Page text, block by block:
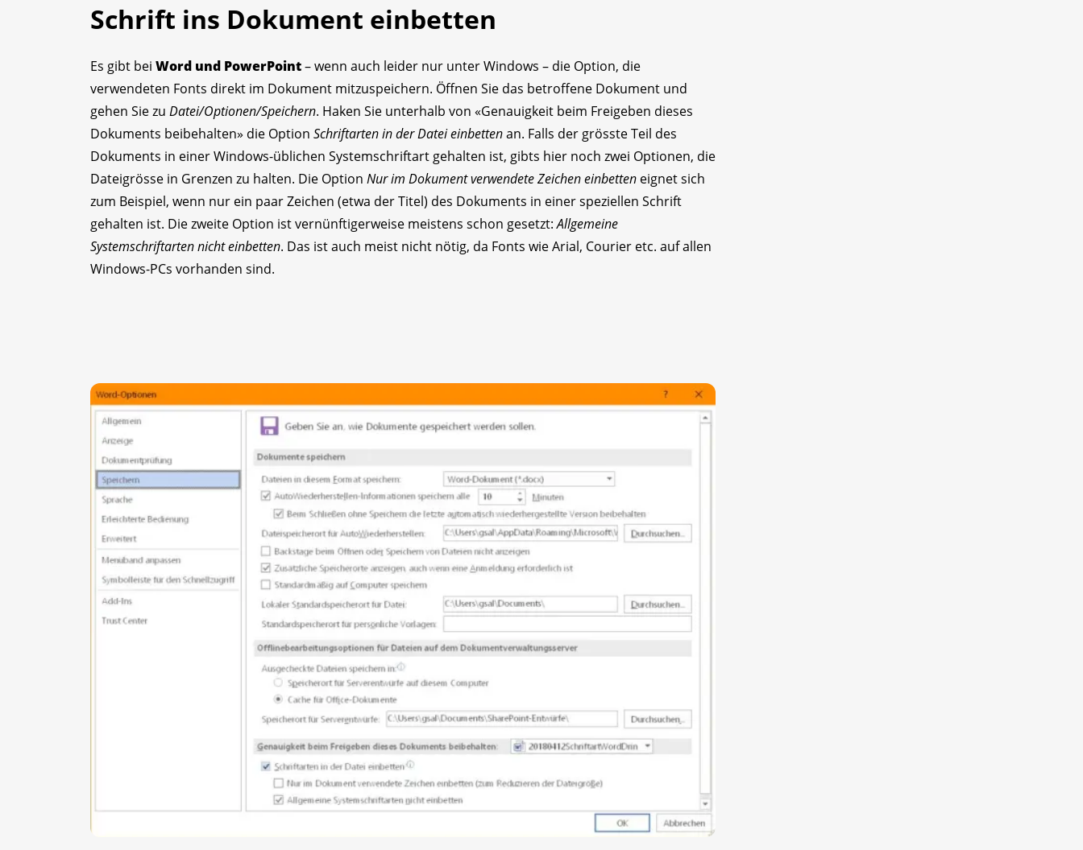
Schrift ins Dokument einbetten
Es gibt bei Word und PowerPoint– wenn auch leider nur unter Windows – die Option, die
verwendeten Fonts direkt im Dokument mitzuspeichern. Öffnen Sie das betroffene Dokument und
gehen Sie zu Datei/Optionen/Speichern. Haken Sie unterhalb von «Genauigkeit beim Freigeben dieses
Dokuments beibehalten» die Option Schriftarten in der Datei einbettenan. Falls der grösste Teil des
Dokuments in einer Windows-üblichen Systemschriftart gehalten ist, gibts hier noch zwei Optionen, die
Dateigrösse in Grenzen zu halten. Die Option Nur im Dokument verwendete Zeichen einbetten eignet sich
zum Beispiel, wenn nur ein paar Zeichen (etwa der Titel) des Dokuments in einer speziellen Schrift
gehalten ist. Die zweite Option ist vernünftigerweise meistens schon gesetzt:Allgemeine
Systemschriftarten nicht einbetten. Das ist auch meist nicht nötig, da Fonts wie Arial, Courier etc. auf allen
Windows-PCs vorhanden sind.